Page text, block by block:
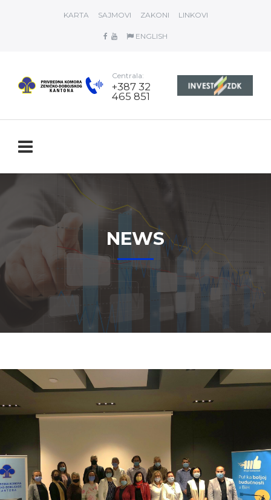
KARTA SAJMOVI ZAKONI LINKOVI
ENGLISH
Centrala:
+387 32
465 851
NEWS